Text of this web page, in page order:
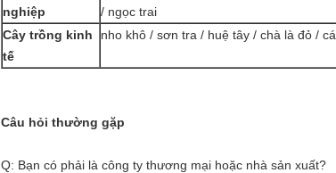
nghiệp
/ ngọc trai
Cây trồng kinh
tế
nho khô / sơn tra / huệ tây / chà là đỏ /
Câu hỏi thường gặp
Q: Bạn có phải là công ty thương mại hoặc nhà sản xuất?